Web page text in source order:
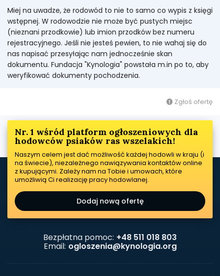
Miej na uwadze, że rodowód to nie to samo co wypis z księgi
wstępnej. W rodowodzie nie może być pustych miejsc
(nieznani przodkowie) lub imion przodków bez numeru
rejestracyjnego. Jeśli nie jesteś pewien, to nie wahaj się do
nas napisać przesyłając nam jednocześnie skan
dokumentu. Fundacja "Kynologia" powstała m.in po to, aby
weryfikować dokumenty pochodzenia.
Zgłoś ofertę
Nr. 1 wśród platform ogłoszeniowych dla
hodowców psiaków ras wszelakich!
Naszym celem jest dać możliwość każdej hodowli w kraju (i
na świecie), niezależnego nawiązywania kontaktów online
z kupującymi. Zależy nam na Tobie i umowach, które
umożliwią Ci realizację pracy hodowlanej.
Dodaj nową ofertę
Bezpłatna pomoc: +48 511 018 803
Email: ogloszenia@kynologia.org